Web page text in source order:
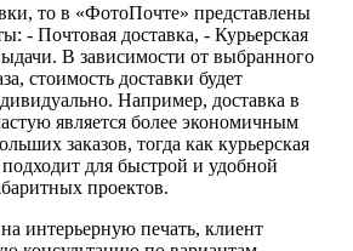
то в «ФотоПочте» представлены
- Почтовая доставка, - Курьерская
В зависимости от выбранного
стоимость доставки будет
Например, доставка в
является более экономичным
заказов, тогда как курьерская
подходит для быстрой и удобной
проектов.
интерьерную печать, клиент